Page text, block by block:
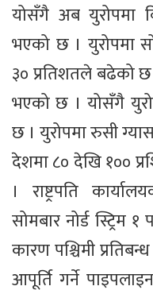
योसँगै अब युरोपमा
भएको छ । युरोपमा
३० प्रतिशतले बढेको
भएको छ । योसँगै
छ । युरोपमा रुसी
देशमा ८० देखि १००
। राष्ट्रपति
सोमबार नोर्ड स्ट्रिम
कारण पश्चिमी
आपूर्ति गर्ने